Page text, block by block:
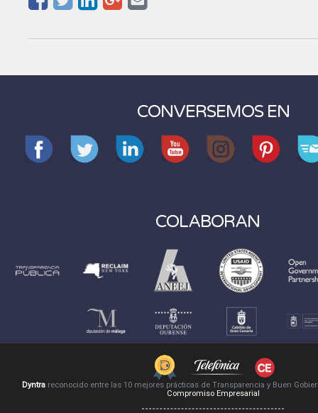
CONVERSEMOS EN
COLABORAN
Dyntrareconocido entre las 10 mejores prácticas de Transparencia y Buen
Compromiso Empresarial